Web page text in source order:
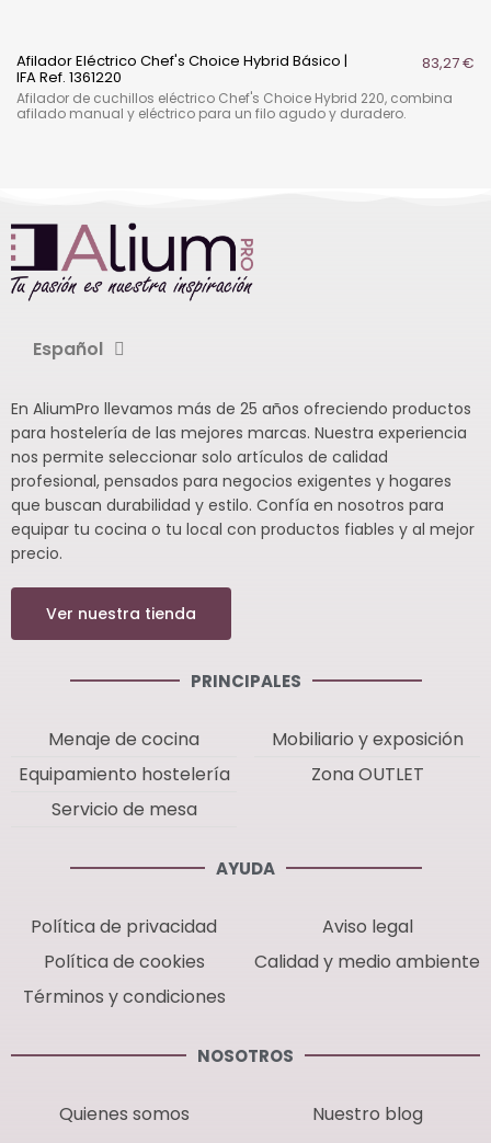
Afilador Eléctrico Chef's Choice Hybrid Básico |
IFA Ref. 1361220
83,27 €
Afilador de cuchillos eléctrico Chef's Choice Hybrid 220, combina
afilado manual y eléctrico para un filo agudo y duradero.
Español
En AliumPro llevamos más de 25 años ofreciendo productos
para hostelería de las mejores marcas. Nuestra experiencia
nos permite seleccionar solo artículos de calidad
profesional, pensados para negocios exigentes y hogares
que buscan durabilidad y estilo. Confía en nosotros para
equipar tu cocina o tu local con productos fiables y al mejor
precio.
Ver nuestra tienda
PRINCIPALES
Menaje de cocina
Equipamiento hostelería
Servicio de mesa
Mobiliario y exposición
Zona OUTLET
AYUDA
Política de privacidad
Política de cookies
Términos y condiciones
Aviso legal
Calidad y medio ambiente
NOSOTROS
Quienes somos
Nuestro blog